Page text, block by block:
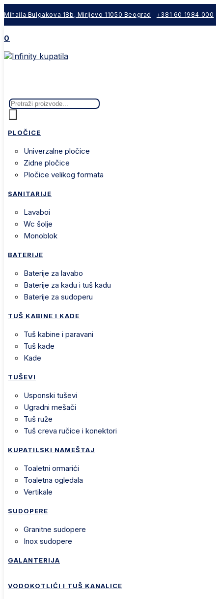
to
content
Mihaila Bulgakova 18b, Mirijevo 11050 Beograd +381 60 1984 000
0
Products
search
PLOČICE
univerzalne pločice
zidne pločice
pločice velikog formata
SANITARIJE
lavaboi
wc šolje
monoblok
BATERIJE
baterije za lavabo
baterije za kadu i tuš kadu
baterije za sudoperu
TUŠ KABINE I KADE
tuš kabine i paravani
tuš kade
kade
TUŠEVI
usponski tuševi
ugradni mešači
tuš ruže
tuš creva ručice i konektori
KUPATILSKI NAMEŠTAJ
toaletni ormarići
toaletna ogledala
vertikale
SUDOPERE
granitne sudopere
inox sudopere
GALANTERIJA
VODOKOTLIĆI I TUŠ KANALICE